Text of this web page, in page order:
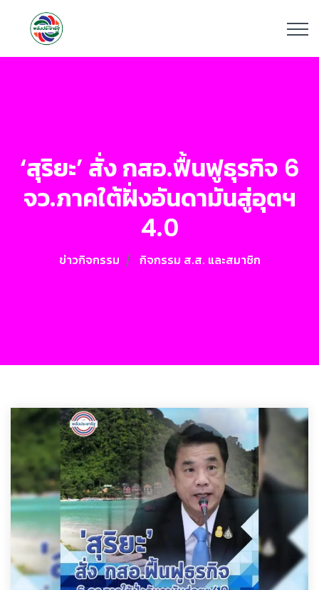
‘สุริยะ’ สั่ง กสอ.ฟื้นฟูธุรกิจ 6
จว.ภาคใต้ฝั่งอันดามันสู่อุตฯ
4.0
ข่าวกิจกรรม กิจกรรม ส.ส. และสมาชิก